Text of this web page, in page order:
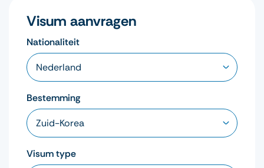
Visum aanvragen
Nationaliteit
Bestemming
Visum type